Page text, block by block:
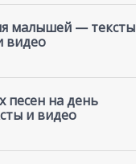
малышей — тексты
видео
песен на день
и видео